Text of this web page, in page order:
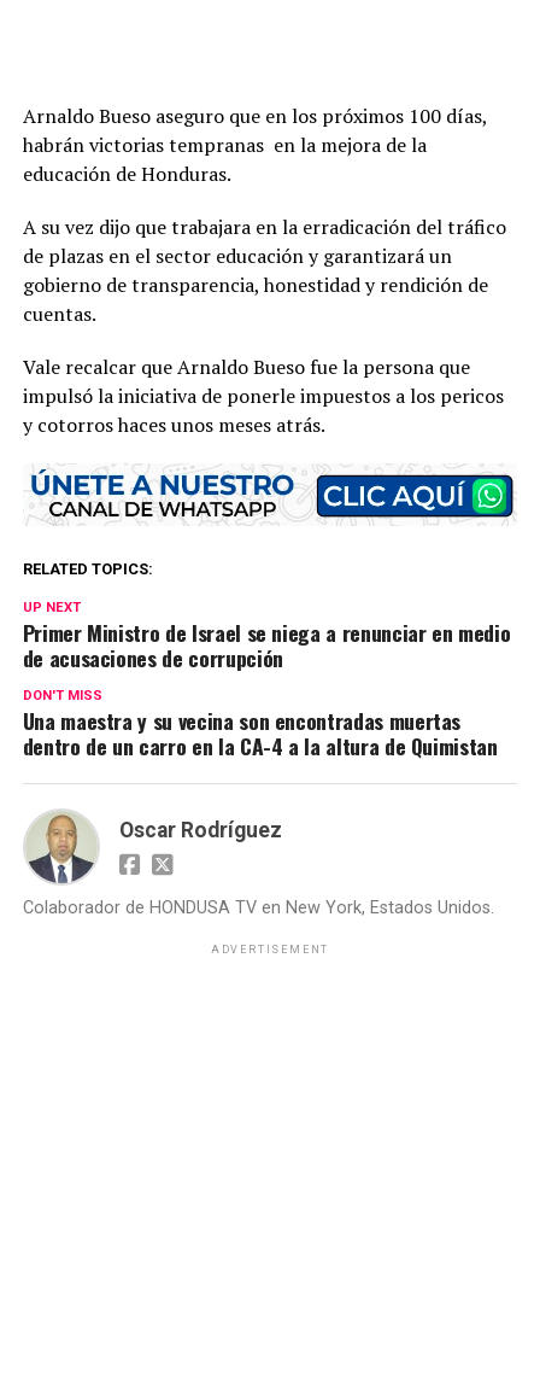
Arnaldo Bueso aseguro que en los próximos 100 días,
habrán victorias tempranas en la mejora de la
educación de Honduras.
A su vez dijo que trabajara en la erradicación del tráfico
de plazas en el sector educación y garantizará un
gobierno de transparencia, honestidad y rendición de
cuentas.
Vale recalcar que Arnaldo Bueso fue la persona que
impulsó la iniciativa de ponerle impuestos a los pericos
y cotorros haces unos meses atrás.
RELATED TOPICS:
UP NEXT
Primer Ministro de Israel se niega a renunciar en medio
de acusaciones de corrupción
DON'T MISS
Una maestra y su vecina son encontradas muertas
dentro de un carro en la CA-4 a la altura de Quimistan
Oscar Rodríguez
Colaborador de HONDUSA TV en New York, Estados Unidos.
ADVERTISEMENT